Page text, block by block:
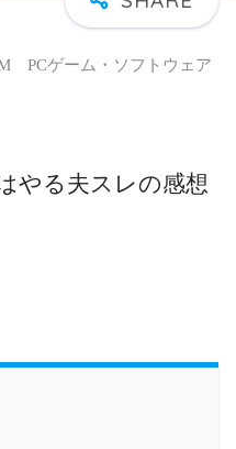
PCゲーム・ソフトウェア
やる夫スレの感想